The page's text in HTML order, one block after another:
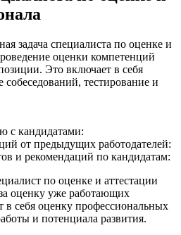
задача специалиста по оценке и
оценки компетенций
Это включает в себя
тестирование и
с кандидатами:
от предыдущих работодателей:
и рекомендаций по кандидатам:
по оценке и аттестации
оценку уже работающих
в себя оценку профессиональных
и потенциала развития.